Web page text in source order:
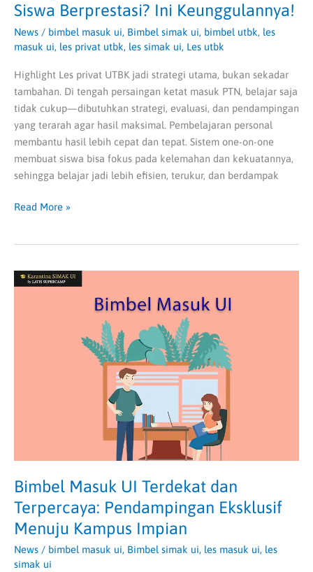
Siswa Berprestasi? Ini Keunggulannya!
News / bimbel masuk ui, Bimbel simak ui, bimbel utbk, les
masuk ui, les privat utbk, les simak ui, Les utbk
Highlight Les privat UTBK jadi strategi utama, bukan sekadar
tambahan. Di tengah persaingan ketat masuk PTN, belajar saja
tidak cukup—dibutuhkan strategi, evaluasi, dan pendampingan
yang terarah agar hasil maksimal. Pembelajaran personal
membantu hasil lebih cepat dan tepat. Sistem one-on-one
membuat siswa bisa fokus pada kelemahan dan kekuatannya,
sehingga belajar jadi lebih efisien, terukur, dan berdampak
Read More »
Bimbel Masuk UI Terdekat dan
Terpercaya: Pendampingan Eksklusif
Menuju Kampus Impian
News / bimbel masuk ui, Bimbel simak ui, les masuk ui, les
simak ui
Bimbel